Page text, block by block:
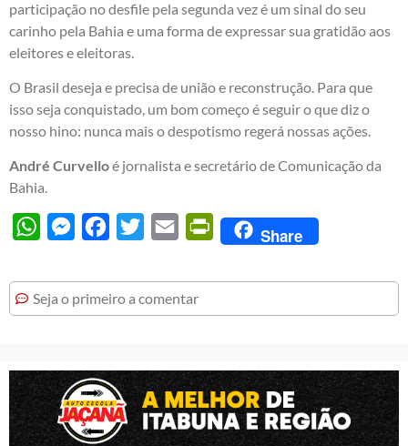
participação no desfile pela segunda vez é um sinal do seu
carinho pela Bahia e uma forma de expressar sua gratidão aos
eleitores e eleitoras.
O Brasil deseja e precisa de união e reconstrução. Para que
isso seja conquistado, um bom começo é seguir o que diz o
nosso hino: nunca mais o despotismo regerá nossas ações.
André Curvelloé jornalista e secretário de Comunicação da
Bahia.
WhatsAppMessengerFacebook
Twitter Email PrintFriendly
Share
Seja o primeiro a comentar